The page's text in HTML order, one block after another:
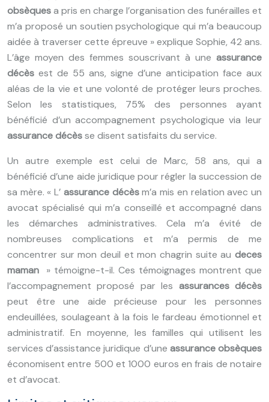
obsèquesa pris en charge l’organisation des funérailles et
m’a proposé un soutien psychologique qui m’a beaucoup
aidée à traverser cette épreuve » explique Sophie, 42 ans.
L’âge moyen des femmes souscrivant à une assurance
décès est de 55 ans, signe d’une anticipation face aux
aléas de la vie et une volonté de protéger leurs proches.
Selon les statistiques, 75% des personnes ayant
bénéficié d’un accompagnement psychologique via leur
assurance décèsse disent satisfaits du service.
Un autre exemple est celui de Marc, 58 ans, qui a
bénéficié d’une aide juridique pour régler la succession de
sa mère. « L’ assurance décèsm’a mis en relation avec un
avocat spécialisé qui m’a conseillé et accompagné dans
les démarches administratives. Cela m’a évité de
nombreuses complications et m’a permis de me
concentrer sur mon deuil et mon chagrin suite au deces
maman
» témoigne-t-il. Ces témoignages montrent que
l’accompagnement proposé par les assurances décès
peut être une aide précieuse pour les personnes
endeuillées, soulageant à la fois le fardeau émotionnel et
administratif. En moyenne, les familles qui utilisent les
services d’assistance juridique d’une assurance obsèques
économisent entre 500 et 1000 euros en frais de notaire
et d’avocat.